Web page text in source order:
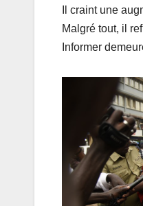
Il craint une
Malgré tout, il
Informer